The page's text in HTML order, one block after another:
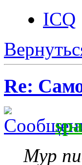
ICQ
Re:
Myp